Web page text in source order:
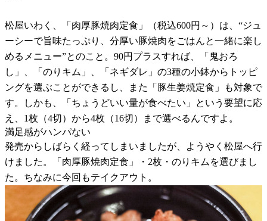
松屋いわく、「肉厚豚焼肉定食」（税込600円～）は、“ジュ
ーシーで旨味たっぷり、分厚い豚焼肉をごはんと一緒に楽し
めるメニュー”とのこと。90円プラスすれば、「鬼おろ
し」、「のりキム」、「ネギダレ」の3種の小鉢からトッピ
ングを選ぶことができるし、また「豚生姜焼定食」も対象で
す。しかも、「ちょうどいい量が食べたい」という要望に応
え、1枚（4切）から4枚（16切）まで選べるんですよ。
満足感がハンパない
発売からしばらく経ってしまいましたが、ようやく松屋へ行
けました。「肉厚豚焼肉定食」・2枚・のりキムを選びまし
た。ちなみに今回もテイクアウト。